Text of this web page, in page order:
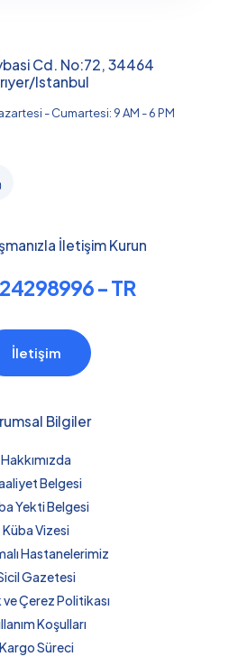
Cd. No:72, 34464
Istanbul
- Cumartesi: 9 AM - 6 PM
İletişim Kurun
- TR
İletişim
Bilgiler
Hakkımızda
Belgesi
Yekti Belgesi
Küba Vizesi
Hastanelerimiz
Gazetesi
Çerez Politikası
Koşulları
Kargo Süreci